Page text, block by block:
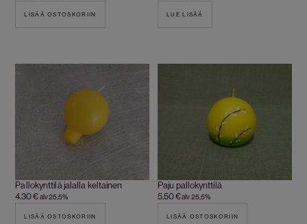
LISÄÄ OSTOSKORIIN LUE LISÄÄ
Pallokynttilä jalalla keltainen
4.30€alv 25,5%
LISÄÄ OSTOSKORIIN
Paju pallokynttilä
5.50€alv 25,5%
LISÄÄ OSTOSKORIIN